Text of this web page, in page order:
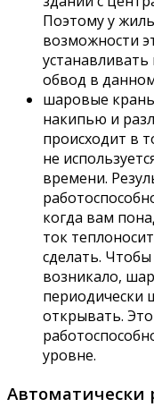
Поэтому у
возможности
обвод в
шаровые
накипью и
происходит в
не
времени.
когда вам
ток
сделать.
возникало,
периодически
открывать.
уровне.
Автоматически